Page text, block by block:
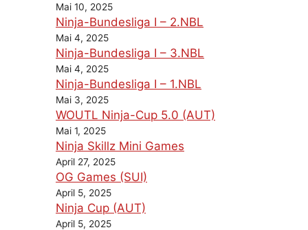
Mai 10, 2025
Ninja-Bundesliga I – 2.NBL
Mai 4, 2025
Ninja-Bundesliga I – 3.NBL
Mai 4, 2025
Ninja-Bundesliga I – 1.NBL
Mai 3, 2025
WOUTL Ninja-Cup 5.0 (AUT)
Mai 1, 2025
Ninja Skillz Mini Games
April 27, 2025
OG Games (SUI)
April 5, 2025
Ninja Cup (AUT)
April 5, 2025